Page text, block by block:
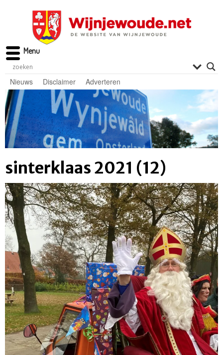
Nieuws Disclaimer Adverteren
sinterklaas 2021 (12)
Menu